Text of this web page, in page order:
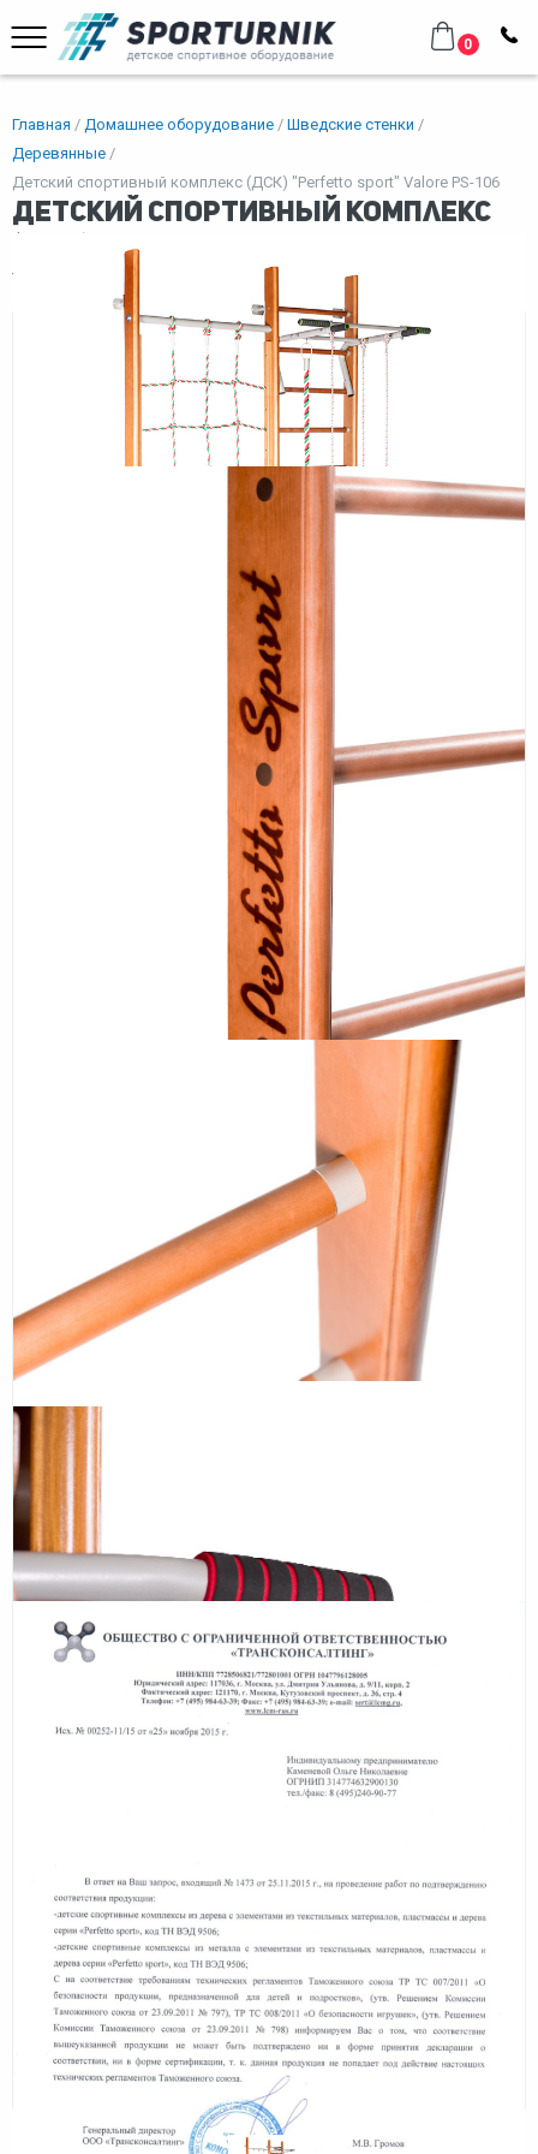
0
Главная Домашнее оборудование
Шведские стенки
Деревянные
Детский спортивный комплекс (ДСК) "Perfetto sport" Valore PS-106
Детский спортивный комплекс
(ДСК) "Perfetto sport" Valore PS-
106